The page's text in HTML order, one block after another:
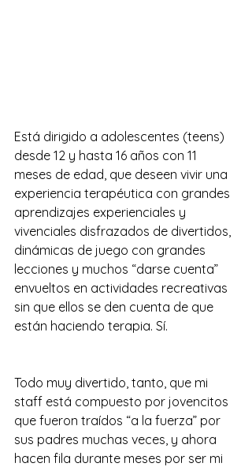
Está dirigido a adolescentes (teens)
desde 12 y hasta 16 años con 11
meses de edad, que deseen vivir una
experiencia terapéutica con grandes
aprendizajes experienciales y
vivenciales disfrazados de divertidos,
dinámicas de juego con grandes
lecciones y muchos “darse cuenta”
envueltos en actividades recreativas
sin que ellos se den cuenta de que
están haciendo terapia. Sí.
Todo muy divertido, tanto, que mi
staff está compuesto por jovencitos
que fueron traídos “a la fuerza” por
sus padres muchas veces, y ahora
hacen fila durante meses por ser mi